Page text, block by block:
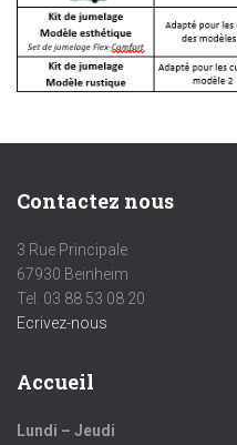
Contactez nous
3 Rue Principale
67930 Beinheim
Tel. 03 88 53 08 20
Ecrivez-nous
Accueil
Lundi – Jeudi